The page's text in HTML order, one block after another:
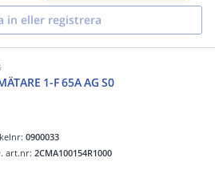
in eller registrera
1-F 65A AG S0
0900033
art.nr:2CMA100154R1000